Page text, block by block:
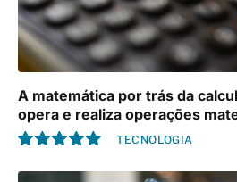
A matemática por trás da
opera e realiza operações
10.0
TECNOLOGIA